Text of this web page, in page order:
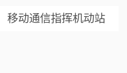
移动通信指挥机动站